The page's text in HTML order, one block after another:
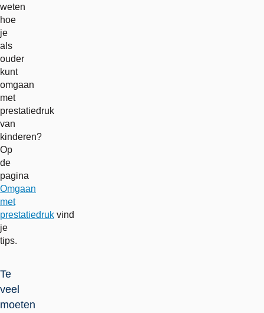
weten
hoe
je
als
ouder
kunt
omgaan
met
prestatiedruk
van
kinderen?
Op
de
pagina
Omgaan
met
prestatiedruk vind
je
tips.
Te
veel
moeten